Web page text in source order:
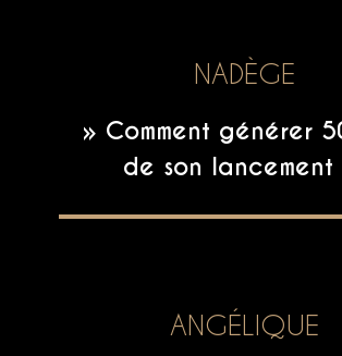
NADÈGE
» Comment générer
de son lancement
ANGÉLIQUE